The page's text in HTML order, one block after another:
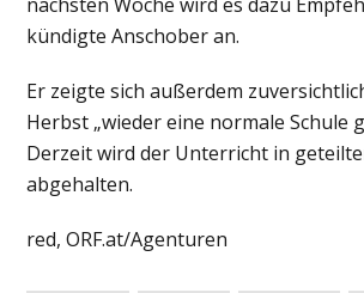
kündigte Anschober an.
Er zeigte sich außerdem
Herbst „wieder eine normale Schule
Derzeit wird der Unterricht in
abgehalten.
red, ORF.at/Agenturen